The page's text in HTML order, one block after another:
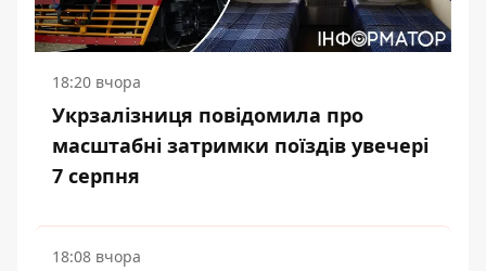
18:20 вчора
Укрзалізниця повідомила про
масштабні затримки поїздів увечері
7 серпня
18:08 вчора